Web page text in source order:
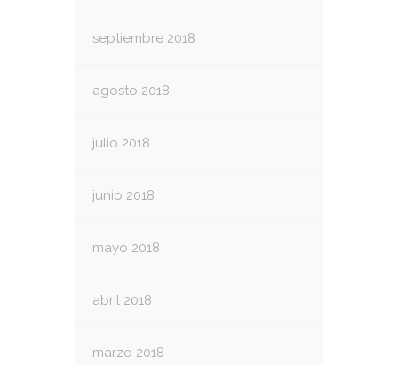
septiembre 2018
agosto 2018
julio 2018
junio 2018
mayo 2018
abril 2018
marzo 2018